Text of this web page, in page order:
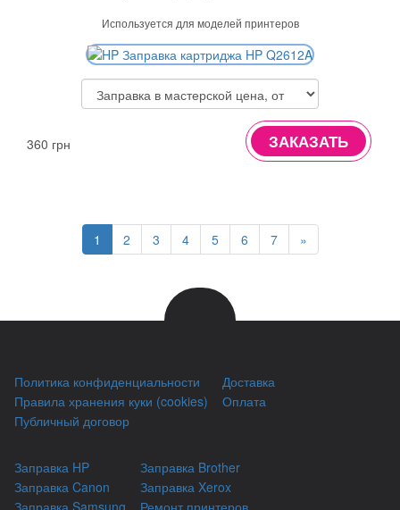
Используется для моделей принтеров
360 грн ЗАКАЗАТЬ
1 2 3 4 5 6 7 »
Политика конфиденциальности
Правила хранения куки (cookies)
Публичный договор
Доставка
Оплата
Заправка HP
Заправка Canon
Заправка Brother
Заправка Xerox